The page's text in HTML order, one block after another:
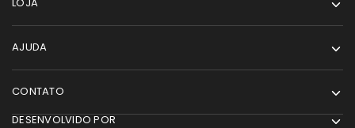
AJUDA
CONTATO
DESENVOLVIDO POR